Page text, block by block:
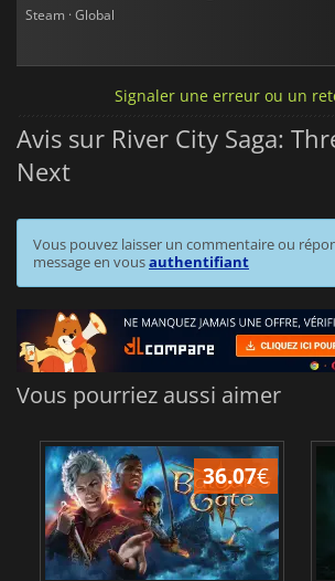
Steam · Global
Signaler une erreur ou un
Avis sur River City Saga:
Next
Vous pouvez laisser un commentaire ou
message en vousauthentifiant
Vous pourriez aussi aimer
36.07€